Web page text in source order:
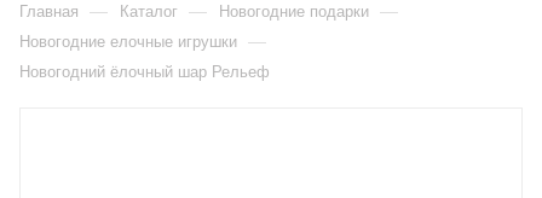
Главная — Каталог — Новогодние подарки —
Новогодние елочные игрушки —
Новогодний ёлочный шар Рельеф